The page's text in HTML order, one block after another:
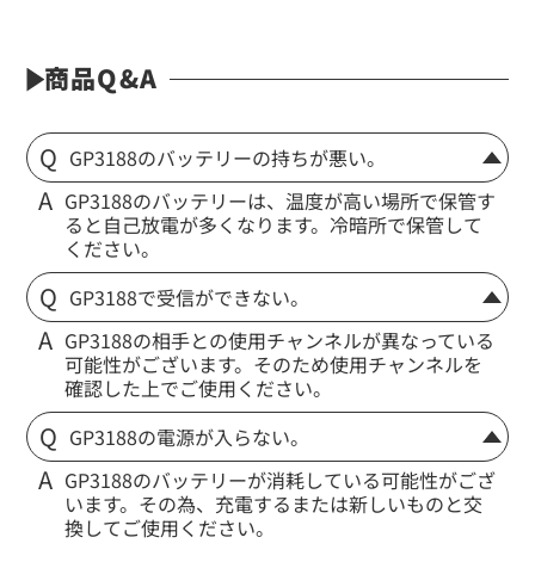
商品Q&A
GP3188のバッテリーの持ちが悪い。
GP3188のバッテリーは、温度が高い場所で保管す
ると自己放電が多くなります。冷暗所で保管して
ください。
GP3188で受信ができない。
GP3188の相手との使用チャンネルが異なっている
可能性がございます。そのため使用チャンネルを
確認した上でご使用ください。
GP3188の電源が入らない。
GP3188のバッテリーが消耗している可能性がござ
います。その為、充電するまたは新しいものと交
換してご使用ください。